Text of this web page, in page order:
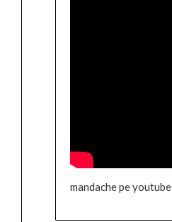
mandache pe youtube